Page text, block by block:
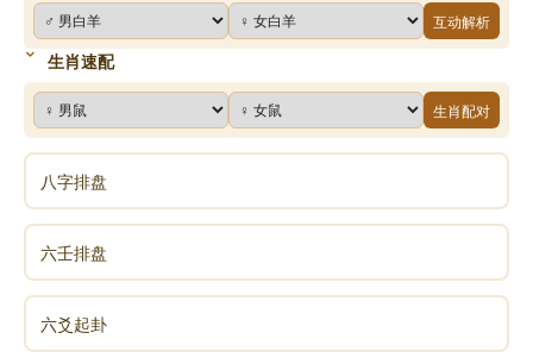
互动解析
生肖速配
生肖配对
八字排盘
六壬排盘
六爻起卦